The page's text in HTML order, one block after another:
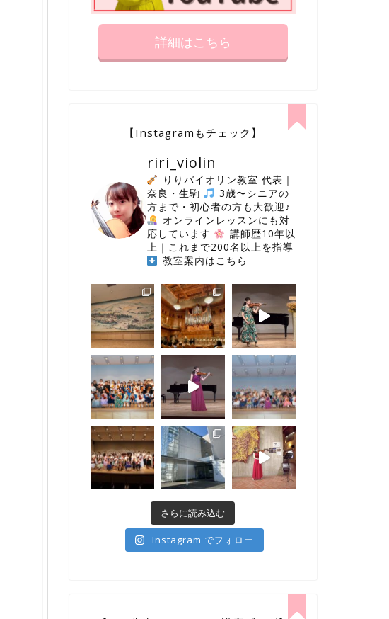
詳細はこちら
【Instagramもチェック】
riri_violin
りりバイオリン教室 代表｜
奈良・生駒
3歳〜シニアの
方まで・初心者の方も大歓迎♪
オンラインレッスンにも対
応しています
講師歴10年以
上｜これまで200名以上を指導
教室案内はこちら
さらに読み込む
Instagram でフォロー